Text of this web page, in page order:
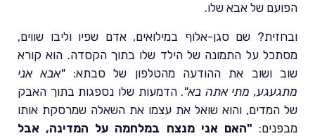
הפועם של אבא שלו.
ובחזית? שם סגן-אלוף במילואים, אדם שפיו וליבו שווים,
מסתכל על התמונה של הילד שלו בתוך הקסדה. הוא קורא
שוב ושוב את ההודעה מהטלפון של סבתא:"אבא אני
מתגעגע, מתי אתה בא". הדמעות שלו נספגות בתוך האבק
של המדים, והוא שואל את עצמו את השאלה שמרסקת אותו
מבפנים: "האם אני מנצח במלחמה על המדינה, אבל